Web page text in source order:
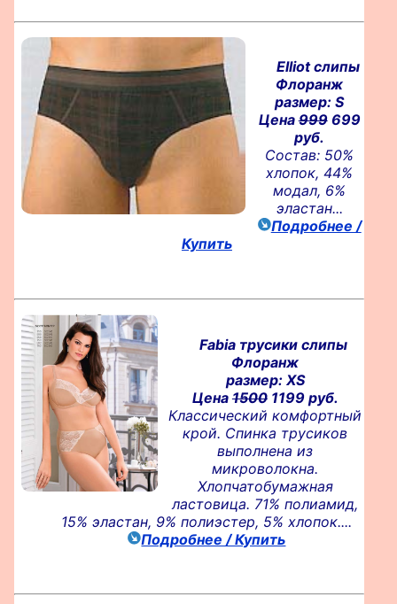
Elliot слипы
Флоранж
размер: S
Цена999699
руб.
Состав: 50%
хлопок, 44%
модал, 6%
эластан...
Подробнее /
Купить
Fabia трусики слипы
Флоранж
размер: XS
Цена15001199 руб.
Классический комфортный
крой. Спинка трусиков
выполнена из
микроволокна.
Хлопчатобумажная
ластовица. 71% полиамид,
15% эластан, 9% полиэстер, 5% хлопок....
Подробнее / Купить